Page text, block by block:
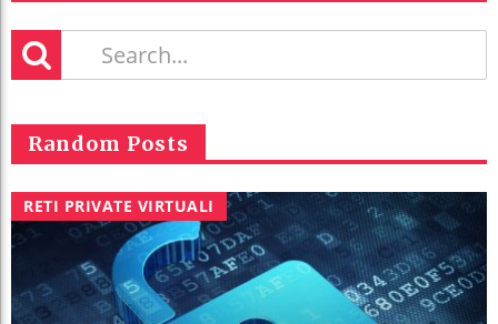
Random Posts
RETI PRIVATE VIRTUALI